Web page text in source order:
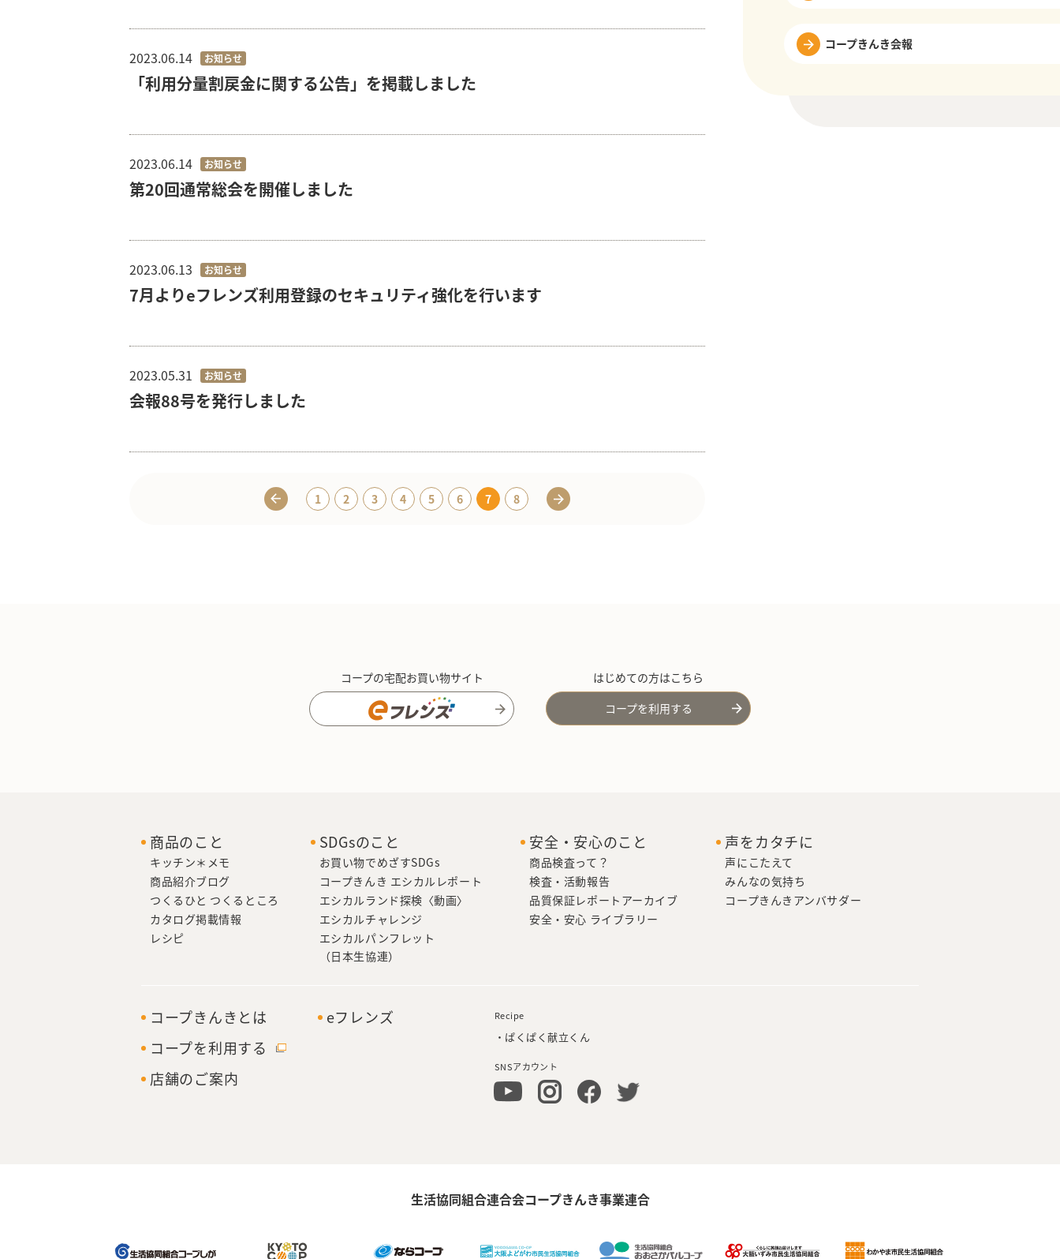
2023.06.14 お知らせ
「利用分量割戻金に関する公告」を掲載しました
2023.06.14 お知らせ
第20回通常総会を開催しました
2023.06.13 お知らせ
7月よりeフレンズ利用登録のセキュリティ強化を行います
2023.05.31 お知らせ
会報88号を発行しました
1 2 3 4 5 6 7 8
コープきんき会報
コープの宅配お買い物サイト
はじめての方はこちら
コープを利用する
商品のこと
キッチン＊メモ
商品紹介ブログ
つくるひと つくるところ
カタログ掲載情報
レシピ
SDGsのこと
お買い物でめざすSDGs
コープきんき エシカルレポート
エシカルランド探検〈動画〉
エシカルチャレンジ
エシカルパンフレット
（日本生協連）
安全・安心のこと
商品検査って？
検査・活動報告
品質保証レポートアーカイブ
安全・安心 ライブラリー
声をカタチに
声にこたえて
みんなの気持ち
コープきんきアンバサダー
コープきんきとは
コープを利用する
店舗のご案内
eフレンズ Recipe
・ぱくぱく献立くん
SNSアカウント
生活協同組合連合会コープきんき事業連合